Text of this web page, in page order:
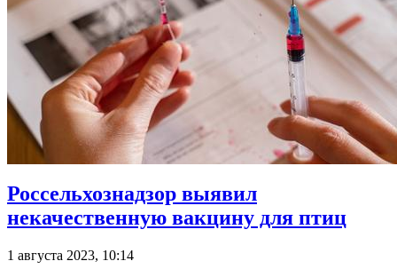
Россельхознадзор выявил
некачественную вакцину для птиц
1 августа 2023, 10:14